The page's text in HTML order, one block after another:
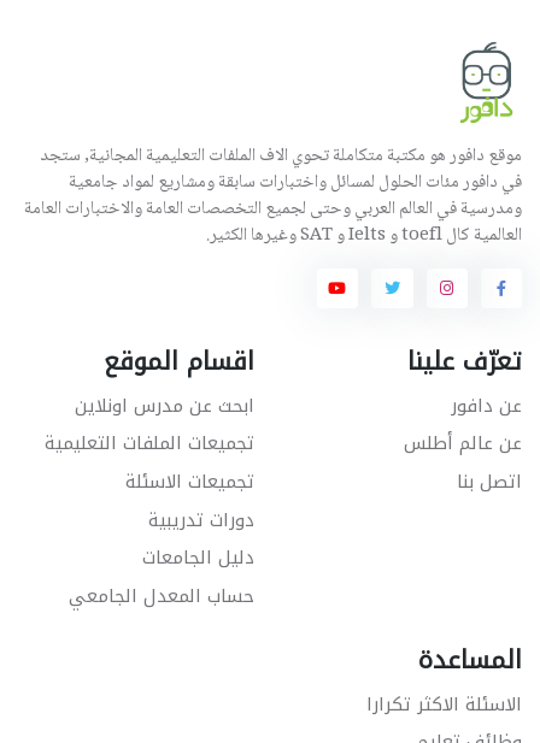
موقع دافور هو مكتبة متكاملة تحوي الاف الملفات التعليمية المجانية, ستجد
في دافور مئات الحلول لمسائل واختبارات سابقة ومشاريع لمواد جامعية
ومدرسية في العالم العربي وحتى لجميع التخصصات العامة والاختبارات العامة
العالمية كال toefl و Ielts و SAT وغيرها الكثير.
تعرّف علينا
عن دافور
عن عالم أطلس
اتصل بنا
اقسام الموقع
ابحث عن مدرس اونلاين
تجميعات الملفات التعليمية
تجميعات الاسئلة
دورات تدريبية
دليل الجامعات
حساب المعدل الجامعي
المساعدة
الاسئلة الاكثر تكرارا